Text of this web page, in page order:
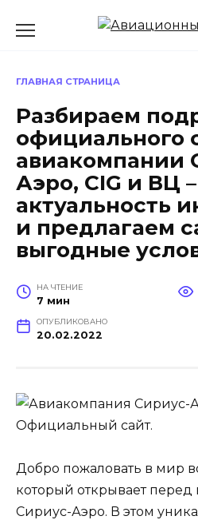
ГЛАВНАЯ СТРАНИЦА
Разбираем
официального
авиакомпании
Аэро, CIG и ВЦ
актуальность
и предлагаем
выгодные
НА ЧТЕНИЕ
7 мин
ОПУБЛИКОВАНО
20.02.2022
Добро пожаловать в мир
который открывает
Сириус-Аэро. В этом